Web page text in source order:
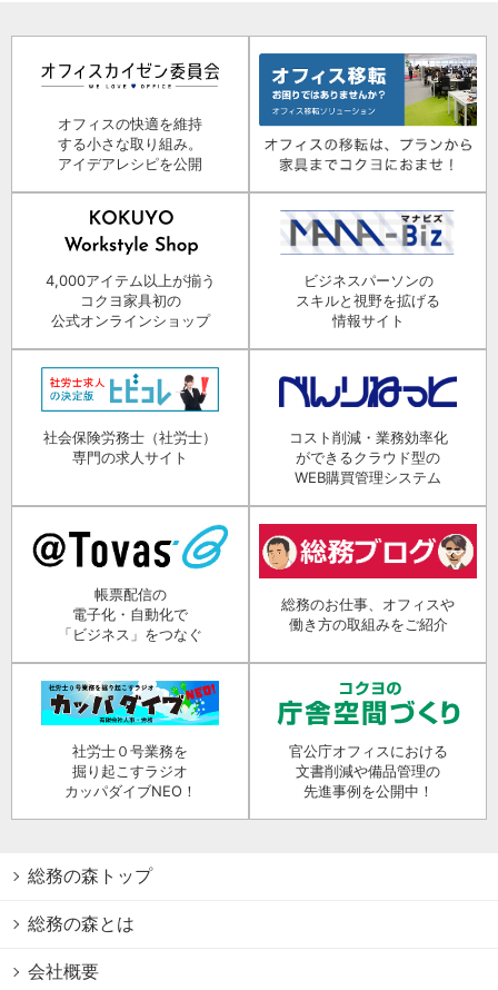
オフィスの快適を維持
する小さな取り組み。
アイデアレシピを公開
4,000アイテム以上が揃う
コクヨ家具初の
公式オンラインショップ
ビジネスパーソンの
スキルと視野を拡げる
情報サイト
社会保険労務士（社労士）
専門の求人サイト
コスト削減・業務効率化
ができるクラウド型の
WEB購買管理システム
帳票配信の
電子化・自動化で
「ビジネス」をつなぐ
総務のお仕事、オフィスや
働き方の取組みをご紹介
社労士０号業務を
掘り起こすラジオ
カッパダイブNEO！
官公庁オフィスにおける
文書削減や備品管理の
先進事例を公開中！
総務の森トップ
総務の森とは
会社概要